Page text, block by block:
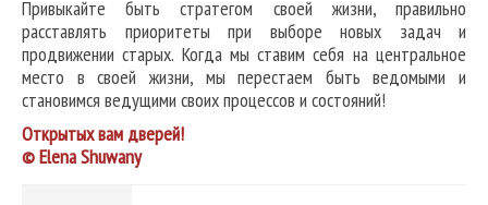
Привыкайте быть стратегом своей жизни, правильно
расставлять приоритеты при выборе новых задач и
продвижении старых. Когда мы ставим себя на центральное
место в своей жизни, мы перестаем быть ведомыми и
становимся ведущими своих процессов и состояний!
Открытых вам дверей!
© Elena Shuwany